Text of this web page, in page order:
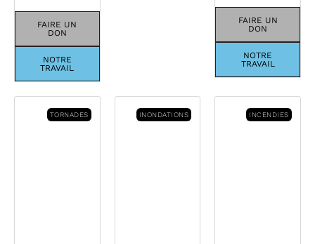
FAIRE UN
DON
NOTRE
TRAVAIL
FAIRE UN
DON
NOTRE
TRAVAIL
TORNADES INONDATIONS INCENDIES